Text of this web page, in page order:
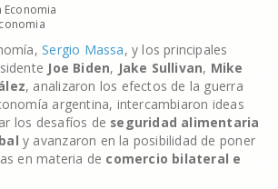
Sergio Massa, y los principales
Joe Biden, Jake Sullivan, Mike
, analizaron los efectos de la guerra
argentina, intercambiaron ideas
los desafíos de seguridad alimentaria
y avanzaron en la posibilidad de poner
en materia de comercio bilateral e